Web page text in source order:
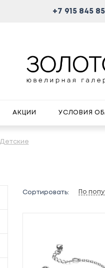
+7 915 845
АКЦИИ УСЛОВИЯ
Детские
Сортировать: По